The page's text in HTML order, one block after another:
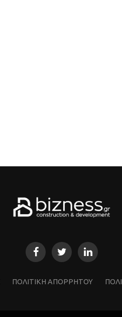
ΠΟΛΙΤΙΚΗ ΑΠΟΡΡΗΤΟΥ